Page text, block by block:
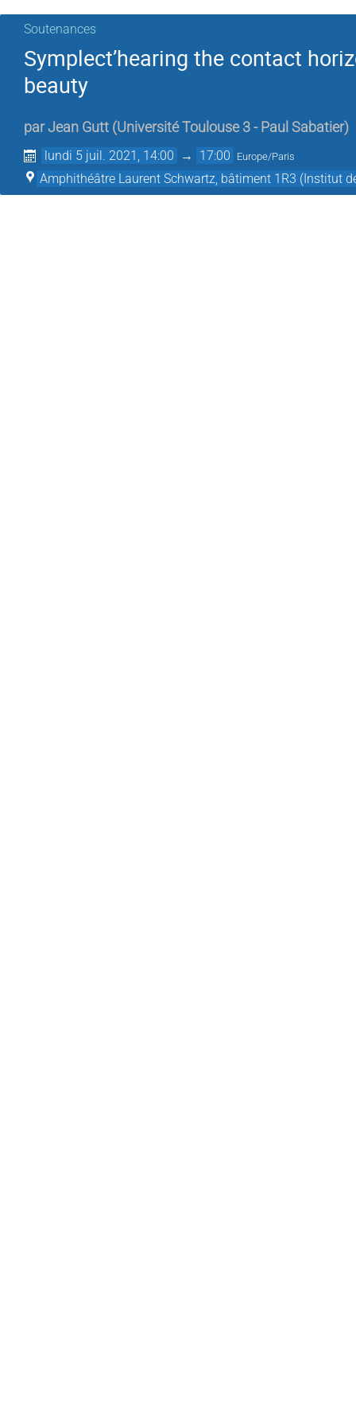
Soutenances
Symplect’hearing the contact
beauty
parJean Gutt (Université Toulouse 3 - Paul Sabatier)
lundi 5 juil. 2021, 14:00 → 17:00 Europe/Paris
Amphithéâtre Laurent Schwartz, bâtiment 1R3 (Institut